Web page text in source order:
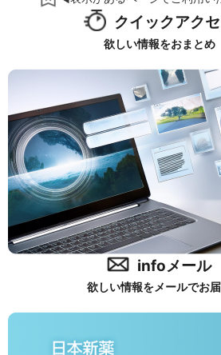
クイックアク
欲しい情報をおまとめ
infoメール
欲しい情報をメールでお